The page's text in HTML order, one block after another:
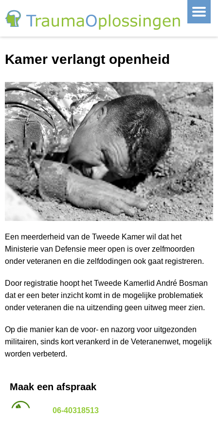
Kamer verlangt openheid
Een meerderheid van de Tweede Kamer wil dat het
Ministerie van Defensie meer open is over zelfmoorden
onder veteranen en die zelfdodingen ook gaat registreren.
Door registratie hoopt het Tweede Kamerlid André Bosman
dat er een beter inzicht komt in de mogelijke problematiek
onder veteranen die na uitzending geen uitweg meer zien.
Op die manier kan de voor- en nazorg voor uitgezonden
militairen, sinds kort verankerd in de Veteranenwet, mogelijk
worden verbeterd.
Maak een afspraak
06-40318513